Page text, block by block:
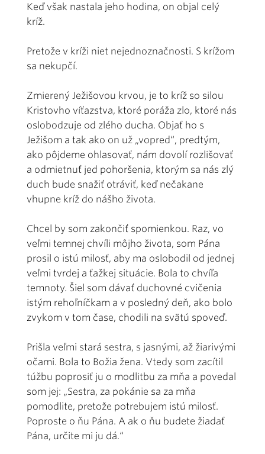
Keď však nastala jeho hodina, on objal celý
kríž.
Pretože v kríži niet nejednoznačnosti. S krížom
sa nekupčí.
Zmierený Ježišovou krvou, je to kríž so silou
Kristovho víťazstva, ktoré poráža zlo, ktoré nás
oslobodzuje od zlého ducha. Objať ho s
Ježišom a tak ako on už „vopred“, predtým,
ako pôjdeme ohlasovať, nám dovolí rozlišovať
a odmietnuť jed pohoršenia, ktorým sa nás zlý
duch bude snažiť otráviť, keď nečakane
vhupne kríž do nášho života.
Chcel by som zakončiť spomienkou. Raz, vo
veľmi temnej chvíli môjho života, som Pána
prosil o istú milosť, aby ma oslobodil od jednej
veľmi tvrdej a ťažkej situácie. Bola to chvíľa
temnoty. Šiel som dávať duchovné cvičenia
istým rehoľníčkam a v posledný deň, ako bolo
zvykom v tom čase, chodili na svätú spoveď.
Prišla veľmi stará sestra, s jasnými, až žiarivými
očami. Bola to Božia žena. Vtedy som zacítil
túžbu poprosiť ju o modlitbu za mňa a povedal
som jej: „Sestra, za pokánie sa za mňa
pomodlite, pretože potrebujem istú milosť.
Poproste o ňu Pána. A ak o ňu budete žiadať
Pána, určite mi ju dá.“